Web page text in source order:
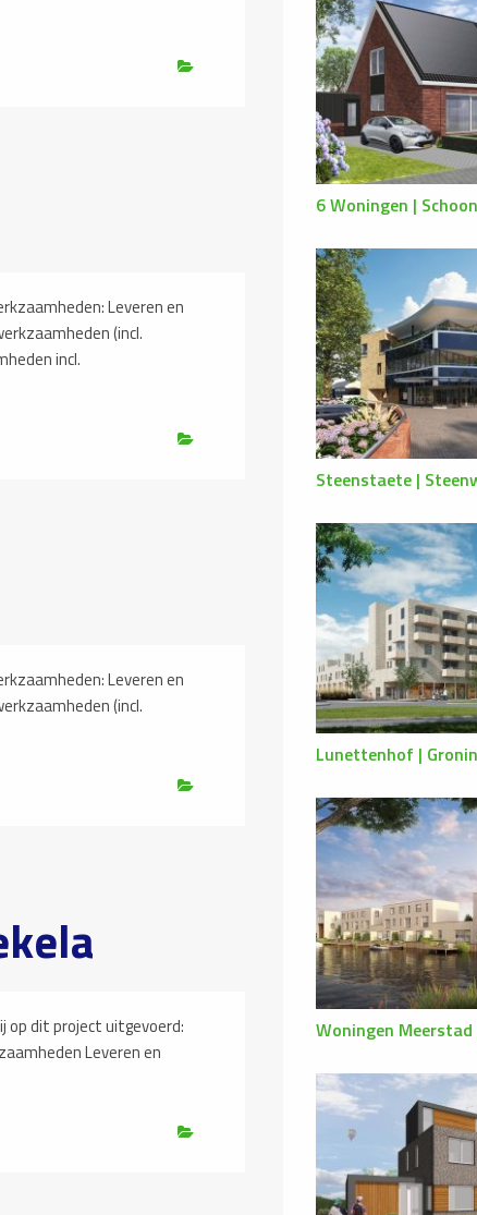
Leveren en
(incl.
incl.
Leveren en
(incl.
op dit project uitgevoerd:
Leveren en
6 Woningen |
Steenstaete |
Lunettenhof |
Woningen Meerstad